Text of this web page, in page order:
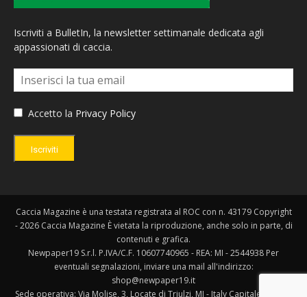
Iscriviti a BulletIn, la newsletter settimanale dedicata agli
appassionati di caccia.
Accetto la Privacy Policy
Iscriviti
Caccia Magazine è una testata registrata al ROC con n. 43179 Copyright
- 2026 Caccia Magazine È vietata la riproduzione, anche solo in parte, di
contenuti e grafica.
Newpaper19 S.r.l. P.IVA/C.F. 10607740965 - REA: MI - 2544938 Per
eventuali segnalazioni, inviare una mail all'indirizzo:
shop@newpaper19.it
Sede operativa: Via Molise, 3, Locate di Triulzi, MI - Italy Capitale Sociale: